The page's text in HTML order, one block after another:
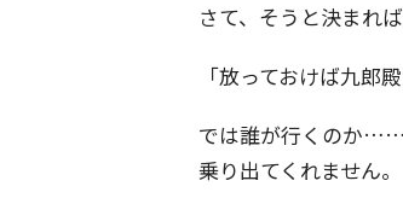
さて、そうと決まれ
「放っておけば九郎
では誰が行くのか……
乗り出てくれません。